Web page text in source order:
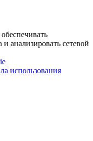
анализировать сетевой
использования